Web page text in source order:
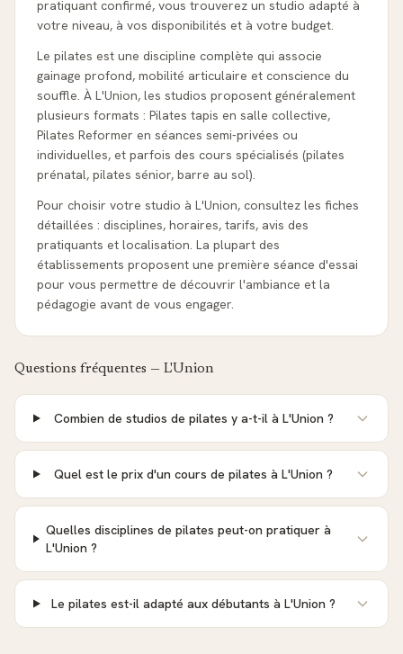
pratiquant confirmé, vous trouverez un studio adapté à
votre niveau, à vos disponibilités et à votre budget.
Le pilates est une discipline complète qui associe
gainage profond, mobilité articulaire et conscience du
souffle. À L'Union, les studios proposent généralement
plusieurs formats : Pilates tapis en salle collective,
Pilates Reformer en séances semi-privées ou
individuelles, et parfois des cours spécialisés (pilates
prénatal, pilates sénior, barre au sol).
Pour choisir votre studio à L'Union, consultez les fiches
détaillées : disciplines, horaires, tarifs, avis des
pratiquants et localisation. La plupart des
établissements proposent une première séance d'essai
pour vous permettre de découvrir l'ambiance et la
pédagogie avant de vous engager.
Questions fréquentes — L'Union
Combien de studios de pilates y a-t-il à L'Union ?
Quel est le prix d'un cours de pilates à L'Union ?
Quelles disciplines de pilates peut-on pratiquer à
L'Union ?
Le pilates est-il adapté aux débutants à L'Union ?